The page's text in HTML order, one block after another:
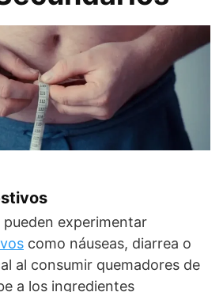
experimentar
como náuseas, diarrea o
al consumir quemadores de
a los ingredientes